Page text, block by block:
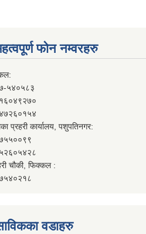
फोन नम्वरहरु
५४०५८३
प्रहरी कार्यालय, पशुपतिनगर:
चौकी, फिक्कल :
वडाहरु